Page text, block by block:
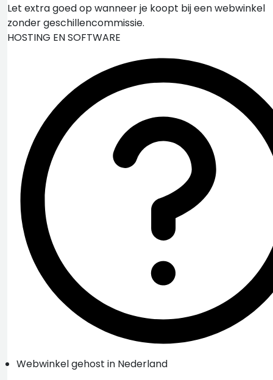
Let extra goed op wanneer je koopt bij een webwinkel
zonder geschillencommissie.
HOSTING EN SOFTWARE
Webwinkel gehost in Nederland